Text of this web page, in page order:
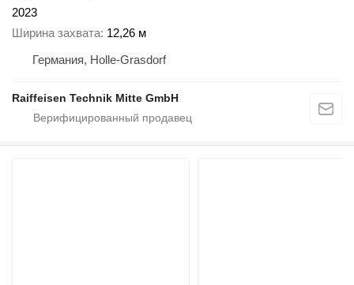
2023
Ширина захвата 12,26 м
Германия, Holle-Grasdorf
Raiffeisen Technik Mitte GmbH